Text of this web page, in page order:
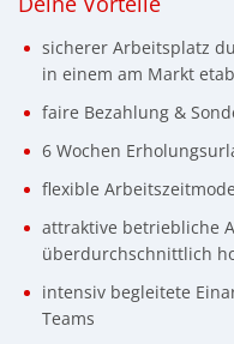
sicherer Arbeitsplatz
in einem am Markt
faire Bezahlung &
6 Wochen
flexible
attraktive betriebliche
überdurchschnittlich
intensiv begleitete
Teams